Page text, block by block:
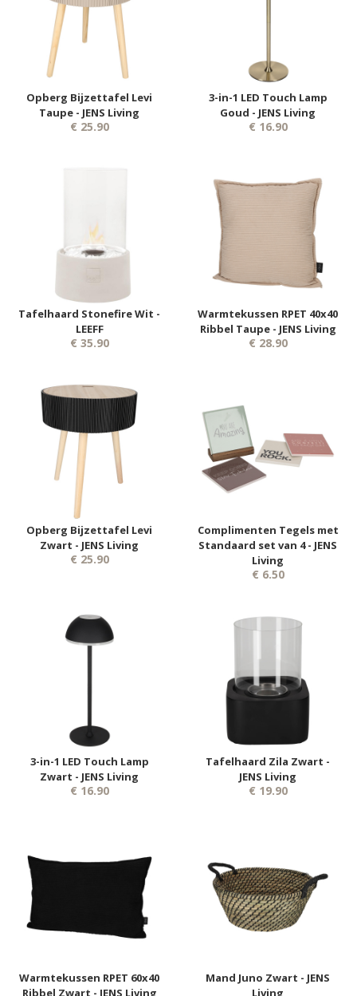
Opberg Bijzettafel Levi
Taupe - JENS Living
€ 25.90
3-in-1 LED Touch Lamp
Goud - JENS Living
€ 16.90
Tafelhaard Stonefire Wit -
LEEFF
€ 35.90
Warmtekussen RPET 40x40
Ribbel Taupe - JENS Living
€ 28.90
Opberg Bijzettafel Levi
Zwart - JENS Living
€ 25.90
Complimenten Tegels met
Standaard set van 4 - JENS
Living
€ 6.50
3-in-1 LED Touch Lamp
Zwart - JENS Living
€ 16.90
Tafelhaard Zila Zwart -
JENS Living
€ 19.90
Warmtekussen RPET 60x40
Ribbel Zwart - JENS Living
Mand Juno Zwart - JENS
Living